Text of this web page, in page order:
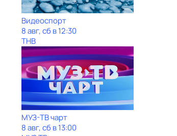
Видеоспорт
8 авг, сб в 12:30
ТНВ
МУЗ-ТВ чарт
8 авг, сб в 13:00